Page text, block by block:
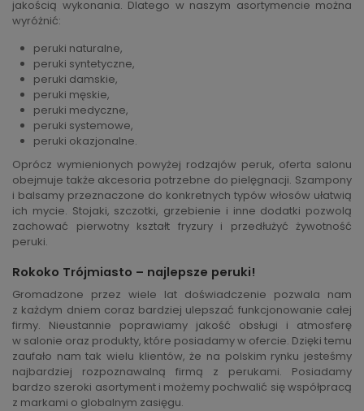
jakością wykonania. Dlatego w naszym asortymencie można
wyróżnić:
peruki naturalne,
peruki syntetyczne,
peruki damskie,
peruki męskie,
peruki medyczne,
peruki systemowe,
peruki okazjonalne.
Oprócz wymienionych powyżej rodzajów peruk, oferta salonu
obejmuje także akcesoria potrzebne do pielęgnacji. Szampony
i balsamy przeznaczone do konkretnych typów włosów ułatwią
ich mycie. Stojaki, szczotki, grzebienie i inne dodatki pozwolą
zachować pierwotny kształt fryzury i przedłużyć żywotność
peruki.
Rokoko Trójmiasto – najlepsze peruki!
Gromadzone przez wiele lat doświadczenie pozwala nam
z każdym dniem coraz bardziej ulepszać funkcjonowanie całej
firmy. Nieustannie poprawiamy jakość obsługi i atmosferę
w salonie oraz produkty, które posiadamy w ofercie. Dzięki temu
zaufało nam tak wielu klientów, że na polskim rynku jesteśmy
najbardziej rozpoznawalną firmą z perukami. Posiadamy
bardzo szeroki asortyment i możemy pochwalić się współpracą
z markami o globalnym zasięgu.